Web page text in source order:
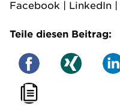
Facebook | LinkedIn |
Teile diesen Beitrag: